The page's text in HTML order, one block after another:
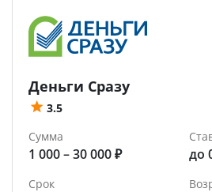
Деньги Сразу
3.5
Сумма
1 000 – 30 000 ₽ до
Срок